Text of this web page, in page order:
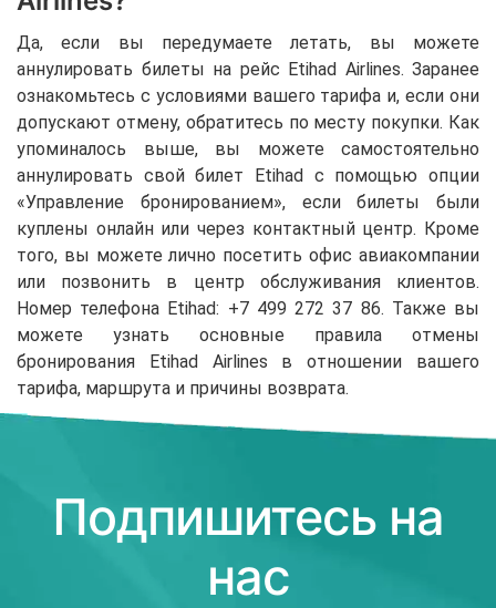
Да, если вы передумаете летать, вы можете
аннулировать билеты на рейс Etihad Airlines. Заранее
ознакомьтесь с условиями вашего тарифа и, если они
допускают отмену, обратитесь по месту покупки. Как
упоминалось выше, вы можете самостоятельно
аннулировать свой билет Etihad с помощью опции
«Управление бронированием», если билеты были
куплены онлайн или через контактный центр. Кроме
того, вы можете лично посетить офис авиакомпании
или позвонить в центр обслуживания клиентов.
Номер телефона Etihad: +7 499 272 37 86. Также вы
можете узнать основные правила отмены
бронирования Etihad Airlines в отношении вашего
тарифа, маршрута и причины возврата.
Подпишитесь на
нас